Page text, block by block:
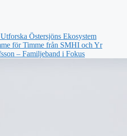
Östersjöns Ekosystem
för Timme från SMHI och Yr
– Familjeband i Fokus